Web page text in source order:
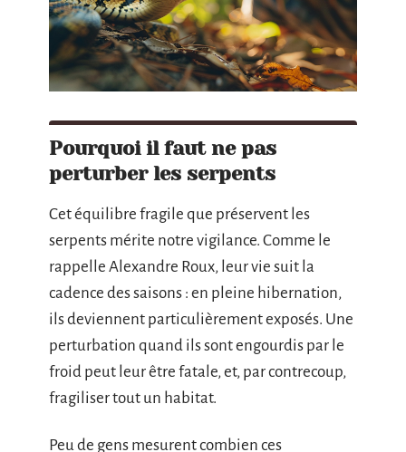
Pourquoi il faut ne pas
perturber les serpents
Cet équilibre fragile que préservent les
serpents mérite notre vigilance. Comme le
rappelle Alexandre Roux, leur vie suit la
cadence des saisons : en pleine hibernation,
ils deviennent particulièrement exposés. Une
perturbation quand ils sont engourdis par le
froid peut leur être fatale, et, par contrecoup,
fragiliser tout un habitat.
Peu de gens mesurent combien ces